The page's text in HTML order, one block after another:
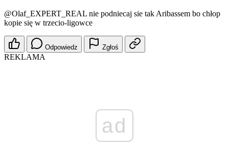
@Olaf_EXPERT_REAL nie podniecaj sie tak Aribassem bo chłop
kopie się w trzecio-ligowce
Odpowiedz Zgłoś
REKLAMA
ad